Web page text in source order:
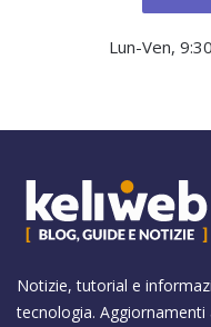
Lun-Ven,
Notizie, tutorial e
tecnologia. Aggiornamenti